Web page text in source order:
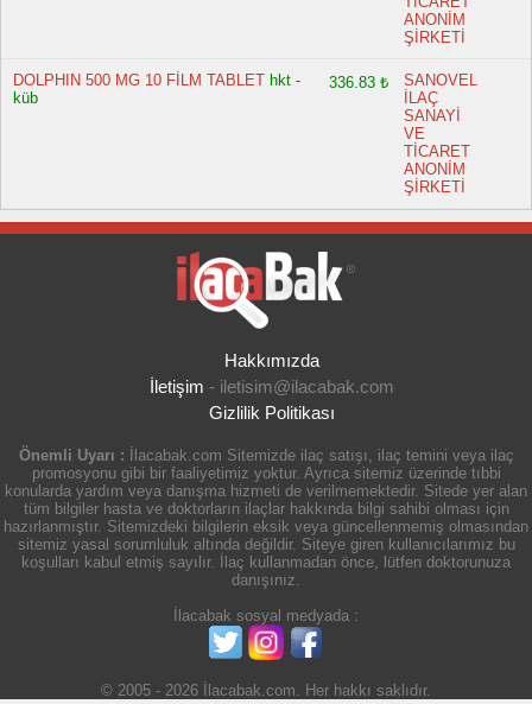
ANONİM
ŞİRKETİ
DOLPHIN 500 MG 10 FİLM TABLET hkt -
küb
336.83 ₺
SANOVEL
İLAÇ
SANAYİ
VE
TİCARET
ANONİM
ŞİRKETİ
Hakkımızda
İletişim - iletisim@ilacabak.com
Gizlilik Politikası
Önemli Uyarı : İlacabak.com Sitemizde ilaç satışı, ilaç temini veya ilaç
promosyonu gibi bir faaliyetimiz yoktur. Ayrıca sitemiz üzerinde tıbbi
konularda yardım veya danışma hizmeti de verilmemektedir. Sitede yer alan
tüm bilgiler hasta ve doktorların ilaçlar hakkında bilgi sahibi olması için
hazırlanmıştır. Sitemizdeki bilgilerin eksik veya güncellenmemiş olmasından
sitemiz yasal sorumluluk altında değildir. Siteye giren kullanıcılarımız bu
koşulları kabul etmiş sayılır. İlaç kullanmadan önce, lütfen doktorunuza
danışınız.
İlacabak sosyal medyada :
© 2005 - 2026 İlacabak.com. Her hakkı saklıdır.